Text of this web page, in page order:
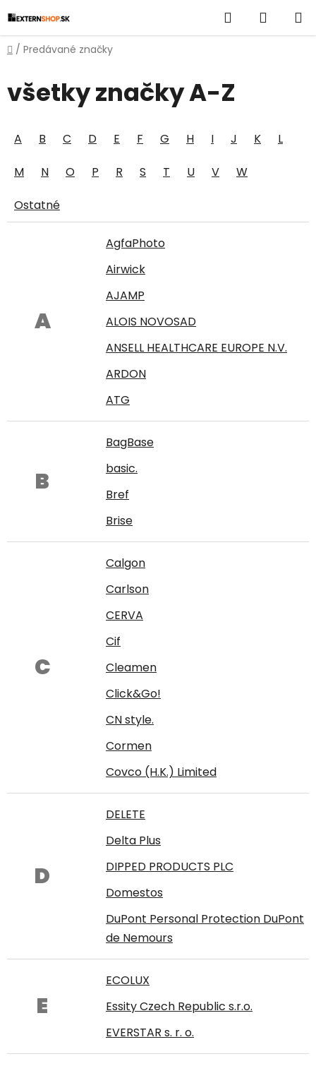
na
obsah
Hľadať
KOŠÍK
Domov
/ Predávané značky
všetky značky A-Z
A B C D E F G H I J K L
M N O P R S T U V W
Ostatné
A
AgfaPhoto
Airwick
AJAMP
ALOIS NOVOSAD
ANSELL HEALTHCARE EUROPE N.V.
ARDON
ATG
B
BagBase
basic.
Bref
Brise
C
Calgon
Carlson
CERVA
Cif
Cleamen
Click&Go!
CN style.
Cormen
Covco (H.K.) Limited
D
DELETE
Delta Plus
DIPPED PRODUCTS PLC
Domestos
DuPont Personal Protection DuPont
de Nemours
E
ECOLUX
Essity Czech Republic s.r.o.
EVERSTAR s. r. o.